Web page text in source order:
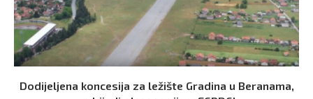
Dodijeljena koncesija za ležište Gradina u Beranama,